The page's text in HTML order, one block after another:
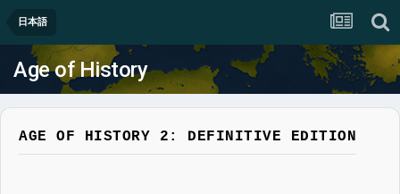
日本語
Age of History
AGE OF HISTORY 2: DEFINITIVE EDITION